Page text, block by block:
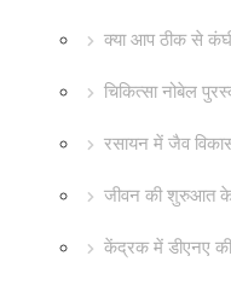
क्या आप ठीक से
चिकित्सा नोबेल
रसायन में जैव
जीवन की शुरुआत
केंद्रक में डीएनए की